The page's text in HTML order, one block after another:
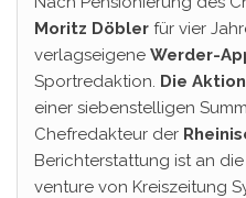
Moritz Döbler für vier
verlagseigene Werder-
Sportredaktion. Die Aktion
einer siebenstelligen
Chefredakteur der
Berichterstattung ist an die
venture von Kreiszeitung